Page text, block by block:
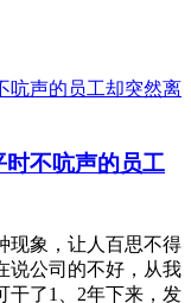
不吭声的员工
现象，让人百思不得
说公司的不好，从我
干了1、2年下来，发